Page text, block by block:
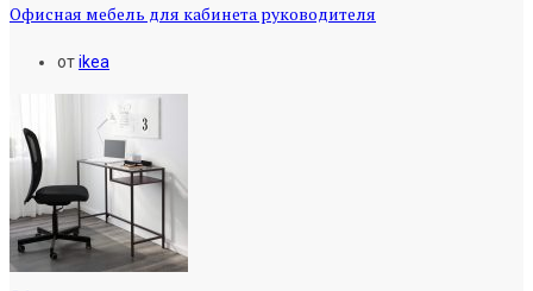
Офисная мебель для кабинета руководителя
отikea